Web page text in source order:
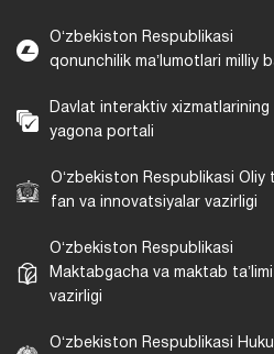
Oʻzbekiston Respublikasi
qonunchilik maʼlumotlari milliy
Davlat interaktiv xizmatlarining
yagona portali
Oʻzbekiston Respublikasi Oliy
fan va innovatsiyalar vazirligi
Oʻzbekiston Respublikasi
Maktabgacha va maktab taʼlimi
vazirligi
Oʻzbekiston Respublikasi